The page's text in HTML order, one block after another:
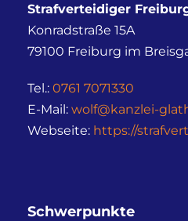
Strafverteidiger
Konradstraße 15A
79100 Freiburg im
Tel.: 0761 7071330
E-Mail: wolf@kanzlei-
Webseite: https://
Schwerpunkte